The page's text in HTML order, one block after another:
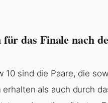
das Finale nach
10 sind die Paare, die
als auch durch